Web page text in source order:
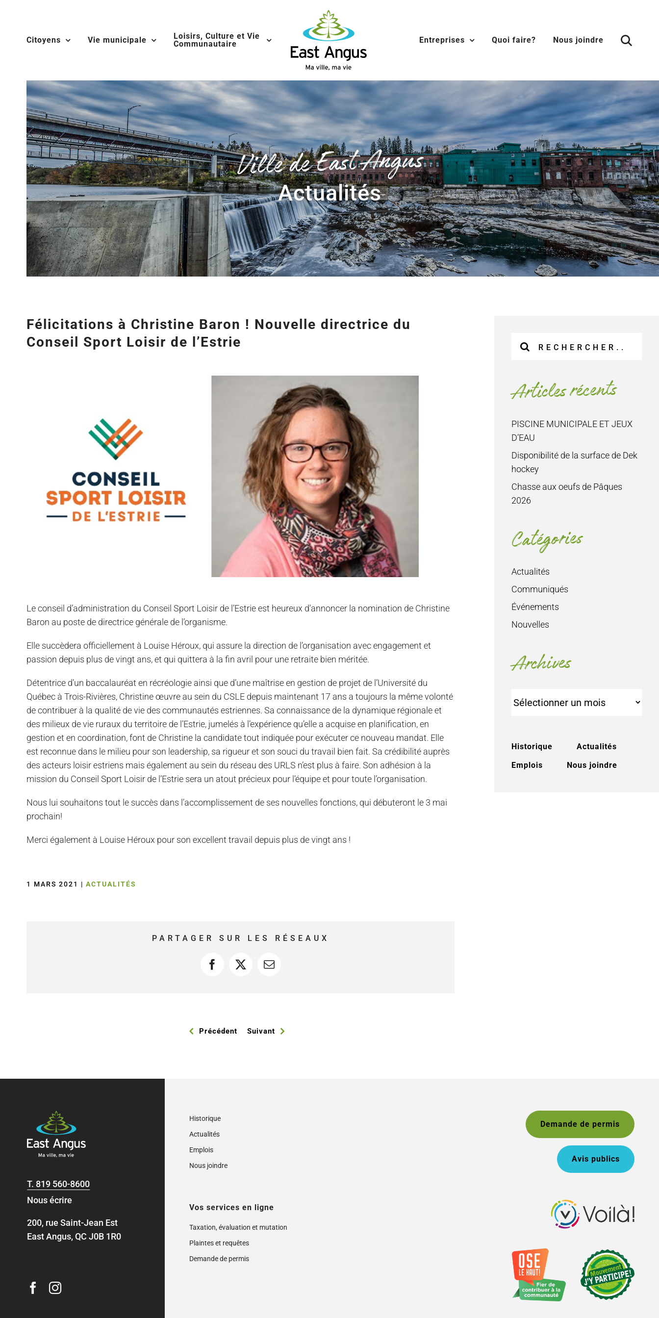
contentCitoyens Vie municipale
Loisirs, Culture et Vie
Communautaire
Entreprises Quoi faire? Nous joindre
Ville de East Angus
Actualités
Félicitations à Christine Baron ! Nouvelle directrice du
Conseil Sport Loisir de l’Estrie
Le conseil d’administration du Conseil Sport Loisir de l’Estrie est heureux d’annoncer la nomination de Christine
Baron au poste de directrice générale de l’organisme.
Elle succèdera officiellement à Louise Héroux, qui assure la direction de l’organisation avec engagement et
passion depuis plus de vingt ans, et qui quittera à la fin avril pour une retraite bien méritée.
Détentrice d’un baccalauréat en récréologie ainsi que d’une maîtrise en gestion de projet de l’Université du
Québec à Trois-Rivières, Christine œuvre au sein du CSLE depuis maintenant 17 ans a toujours la même volonté
de contribuer à la qualité de vie des communautés estriennes. Sa connaissance de la dynamique régionale et
des milieux de vie ruraux du territoire de l’Estrie, jumelés à l’expérience qu’elle a acquise en planification, en
gestion et en coordination, font de Christine la candidate tout indiquée pour exécuter ce nouveau mandat. Elle
est reconnue dans le milieu pour son leadership, sa rigueur et son souci du travail bien fait. Sa crédibilité auprès
des acteurs loisir estriens mais également au sein du réseau des URLS n’est plus à faire. Son adhésion à la
mission du Conseil Sport Loisir de l’Estrie sera un atout précieux pour l’équipe et pour toute l’organisation.
Nous lui souhaitons tout le succès dans l’accomplissement de ses nouvelles fonctions, qui débuteront le 3 mai
prochain!
Merci également à Louise Héroux pour son excellent travail depuis plus de vingt ans !
1 MARS 2021 | ACTUALITÉS
PARTAGER SUR LES RÉSEAUX
Facebook
X Courriel
Précédent Suivant
sur
:Articles récents
PISCINE MUNICIPALE ET JEUX
D’EAU
Disponibilité de la surface de Dek
hockey
Chasse aux oeufs de Pâques
2026
Catégories
Actualités
Communiqués
Événements
Nouvelles
Archives
Historique
Actualités
Emplois
Nous joindre
T. 819 560-8600
Nous écrire
200, rue Saint-Jean Est
East Angus, QC J0B 1R0
Historique
Actualités
Emplois
Nous joindre
Vos services en ligne
Taxation, évaluation et mutation
Plaintes et requêtes
Demande de permis
Demande de permis
Avis publics